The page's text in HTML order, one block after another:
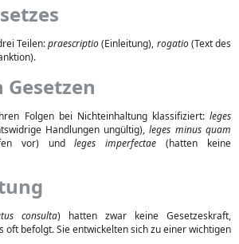
Teilen:praescriptio(Einleitung), rogatio(Text des
Gesetzen
Folgen bei Nichteinhaltung klassifiziert: leges
Handlungen ungültig),leges minus quam
vor) undleges imperfectae (hatten keine
consulta) hatten zwar keine Gesetzeskraft,
oft befolgt. Sie entwickelten sich zu einer wichtigen